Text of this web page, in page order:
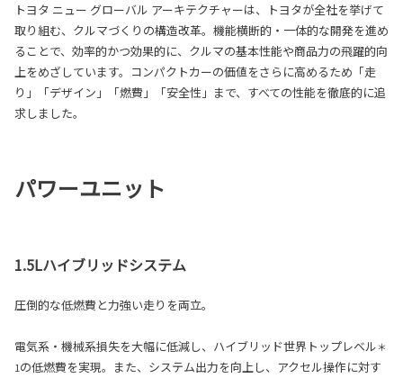
トヨタ ニュー グローバル アーキテクチャーは、トヨタが全社を挙げて
取り組む、クルマづくりの構造改革。機能横断的・一体的な開発を進め
ることで、効率的かつ効果的に、クルマの基本性能や商品力の飛躍的向
上をめざしています。コンパクトカーの価値をさらに高めるため「走
り」「デザイン」「燃費」「安全性」まで、すべての性能を徹底的に追
求しました。
パワーユニット
1.5Lハイブリッドシステム
圧倒的な低燃費と力強い走りを両立。
電気系・機械系損失を大幅に低減し、ハイブリッド世界トップレベル＊
1の低燃費を実現。また、システム出力を向上し、アクセル操作に対す